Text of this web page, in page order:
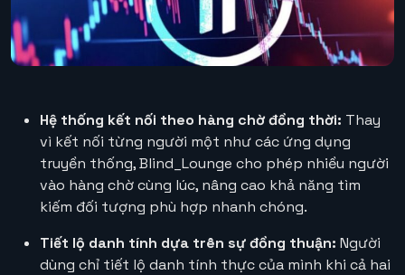
Hệ thống kết nối theo hàng chờ đồng thời: Thay
vì kết nối từng người một như các ứng dụng
truyền thống, Blind_Lounge cho phép nhiều người
vào hàng chờ cùng lúc, nâng cao khả năng tìm
kiếm đối tượng phù hợp nhanh chóng.
Tiết lộ danh tính dựa trên sự đồng thuận: Người
dùng chỉ tiết lộ danh tính thực của mình khi cả hai